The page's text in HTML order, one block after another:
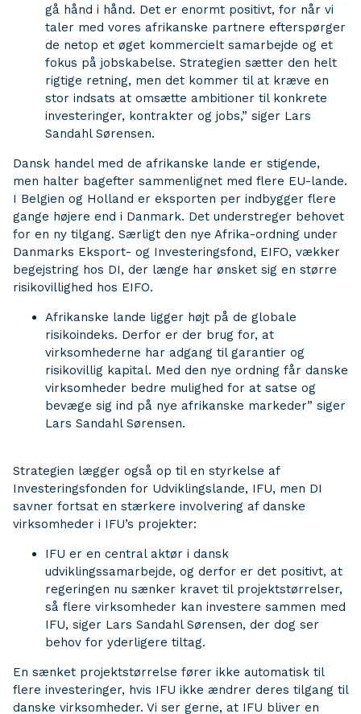
gå hånd i hånd. Det er enormt positivt, for når vi
taler med vores afrikanske partnere efterspørger
de netop et øget kommercielt samarbejde og et
fokus på jobskabelse. Strategien sætter den helt
rigtige retning, men det kommer til at kræve en
stor indsats at omsætte ambitioner til konkrete
investeringer, kontrakter og jobs,” siger Lars
Sandahl Sørensen.
Dansk handel med de afrikanske lande er stigende,
men halter bagefter sammenlignet med flere EU-lande.
I Belgien og Holland er eksporten per indbygger flere
gange højere end i Danmark. Det understreger behovet
for en ny tilgang. Særligt den nye Afrika-ordning under
Danmarks Eksport- og Investeringsfond, EIFO, vækker
begejstring hos DI, der længe har ønsket sig en større
risikovillighed hos EIFO.
Afrikanske lande ligger højt på de globale
risikoindeks. Derfor er der brug for, at
virksomhederne har adgang til garantier og
risikovillig kapital. Med den nye ordning får danske
virksomheder bedre mulighed for at satse og
bevæge sig ind på nye afrikanske markeder” siger
Lars Sandahl Sørensen.
Strategien lægger også op til en styrkelse af
Investeringsfonden for Udviklingslande, IFU, men DI
savner fortsat en stærkere involvering af danske
virksomheder i IFU’s projekter:
IFU er en central aktør i dansk
udviklingssamarbejde, og derfor er det positivt, at
regeringen nu sænker kravet til projektstørrelser,
så flere virksomheder kan investere sammen med
IFU, siger Lars Sandahl Sørensen, der dog ser
behov for yderligere tiltag.
En sænket projektstørrelse fører ikke automatisk til
flere investeringer, hvis IFU ikke ændrer deres tilgang til
danske virksomheder. Vi ser gerne, at IFU bliver en